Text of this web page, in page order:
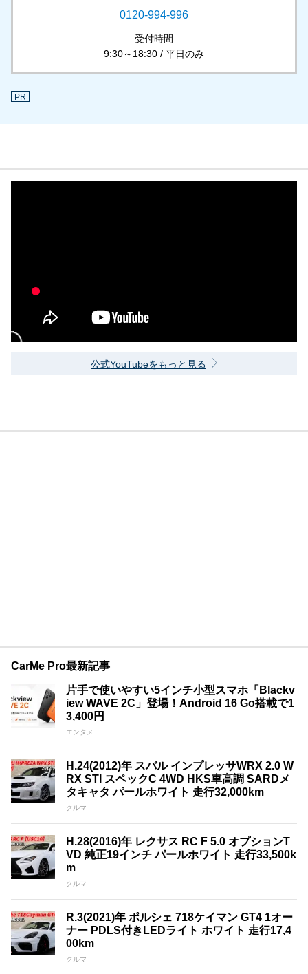
0120-994-996
受付時間
9:30～18:30 / 平日のみ
PR
公式YouTubeをもっと見る
CarMe Pro最新記事
片手で使いやすい5インチ小型スマホ「Blackv
iew WAVE 2C」登場！Android 16 Go搭載で1
3,400円
エンタメ
H.24(2012)年 スバル インプレッサWRX 2.0 W
RX STI スペックC 4WD HKS車高調 SARDメ
タキャタ パールホワイト 走行32,000km
クルマ
H.28(2016)年 レクサス RC F 5.0 オプションT
VD 純正19インチ パールホワイト 走行33,500k
m
クルマ
R.3(2021)年 ポルシェ 718ケイマン GT4 1オー
ナー PDLS付きLEDライト ホワイト 走行17,4
00km
クルマ